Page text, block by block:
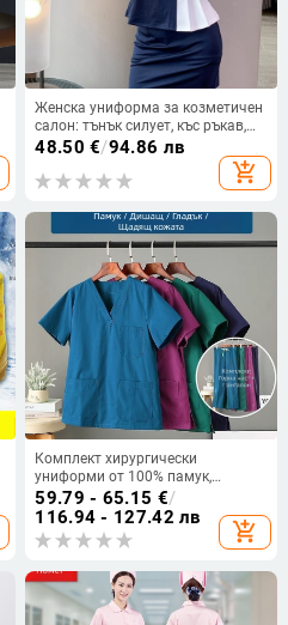
Женска униформа за козметичен
салон: тънък силует, къс ръкав,
полиестер влагоотвеждащ, V-
дължина (65-80 см)
48.50 €/94.86 лв
add_shopping_cart
Комплект хирургически
униформи от 100% памук,
унисекс, дълъг ръкав, за
операционни зали, ветеринарни
клиники и стоматологични
кабинети
59.79 - 65.15 €/
116.94 - 127.42 лв
add_shopping_cart